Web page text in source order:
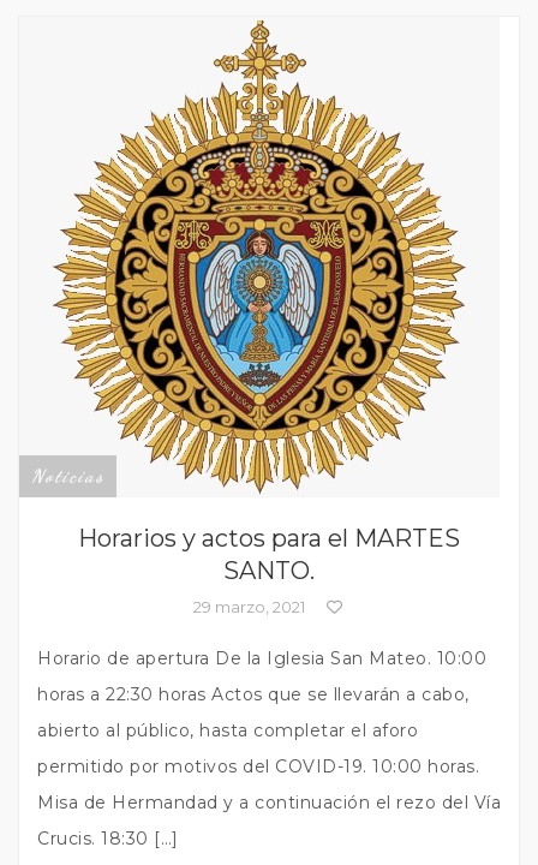
Noticias
Horarios y actos para el MARTES
SANTO.
29 marzo, 2021
Horario de apertura De la Iglesia San Mateo. 10:00
horas a 22:30 horas Actos que se llevarán a cabo,
abierto al público, hasta completar el aforo
permitido por motivos del COVID-19. 10:00 horas.
Misa de Hermandad y a continuación el rezo del Vía
Crucis. 18:30 […]